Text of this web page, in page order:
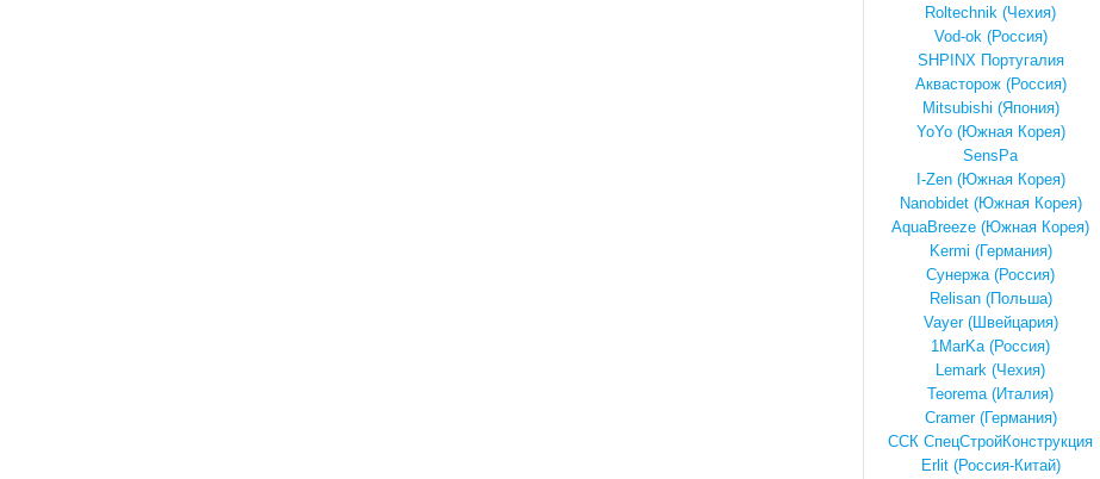
Roltechnik (Чехия)
Vod-ok (Россия)
SHPINX Португалия
Аквасторож (Россия)
Mitsubishi (Япония)
YoYo (Южная Корея)
SensPa
I-Zen (Южная Корея)
Nanobidet (Южная Корея)
AquaBreeze (Южная Корея)
Kermi (Германия)
Сунержа (Россия)
Relisan (Польша)
Vayer (Швейцария)
1MarKa (Россия)
Lemark (Чехия)
Teorema (Италия)
Cramer (Германия)
ССК СпецСтройКонструкция
Erlit (Россия-Китай)